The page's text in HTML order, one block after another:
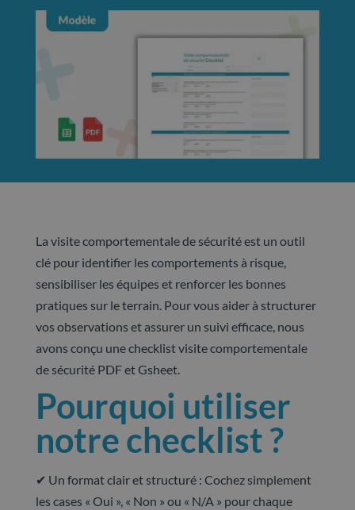
La visite comportementale de sécurité est un outil
clé pour identifier les comportements à risque,
sensibiliser les équipes et renforcer les bonnes
pratiques sur le terrain. Pour vous aider à structurer
vos observations et assurer un suivi efficace, nous
avons conçu une checklist visite comportementale
de sécurité PDF et Gsheet.
Pourquoi utiliser
notre checklist ?
✔ Un format clair et structuré : Cochez simplement
les cases « Oui », « Non » ou « N/A » pour chaque